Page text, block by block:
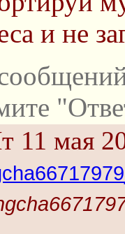
и не
11 мая